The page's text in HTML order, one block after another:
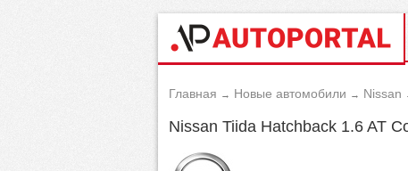
Главная → Новые автомобили → Nissan
Nissan Tiida Hatchback 1.6 AT